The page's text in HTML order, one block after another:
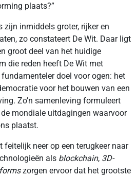
plaats?”
inmiddels groter, rijker en
zo constateert De Wit. Daar ligt
groot deel van het huidige
die reden heeft De Wit met
doel voor ogen: het
voor het bouwen van een
Zo’n samenleving formuleert
mondiale uitdagingen waarvoor
plaatst.
feitelijk neer op een terugkeer naar
als blockchain, 3D-
zorgen ervoor dat het grootste